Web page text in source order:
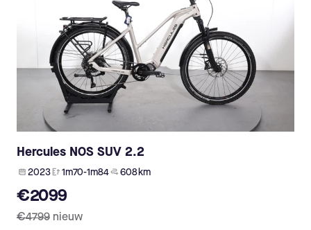
Hercules NOS SUV 2.2
2023 1m70-1m84 608 km
€2099
€4799 nieuw